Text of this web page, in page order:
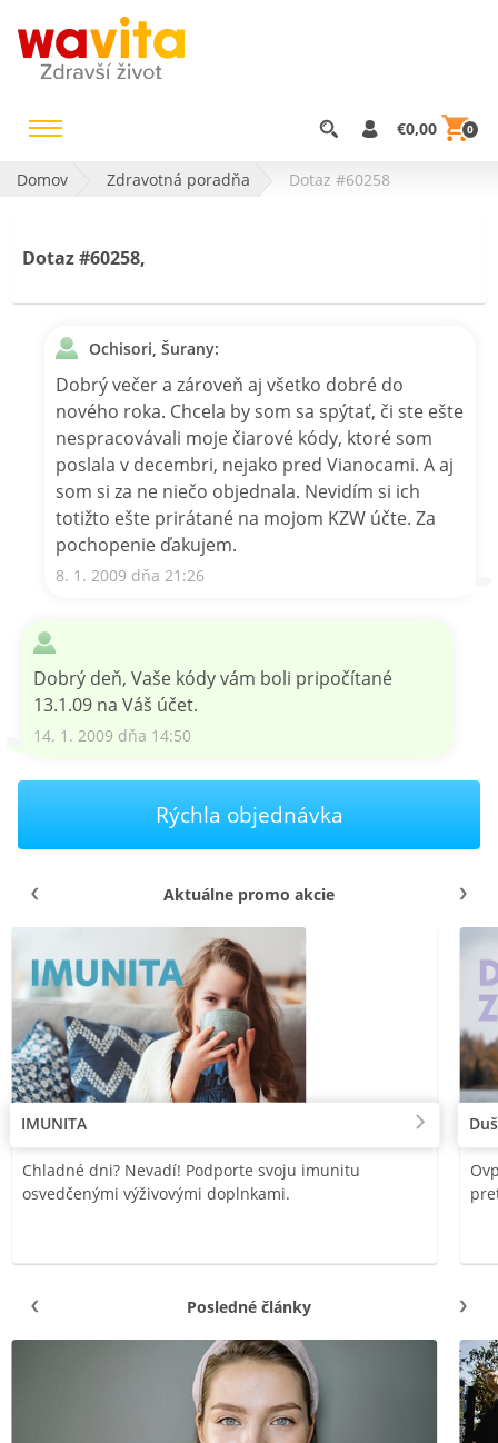
€0,00 0
Domov Zdravotná poradňa Dotaz #60258
Dotaz #60258,
Ochisori, Šurany:
Dobrý večer a zároveň aj všetko dobré do
nového roka. Chcela by som sa spýtať, či ste ešte
nespracovávali moje čiarové kódy, ktoré som
poslala v decembri, nejako pred Vianocami. A aj
som si za ne niečo objednala. Nevidím si ich
totižto ešte prirátané na mojom KZW účte. Za
pochopenie ďakujem.
8. 1. 2009 dňa 21:26
Dobrý deň, Vaše kódy vám boli pripočítané
13.1.09 na Váš účet.
14. 1. 2009 dňa 14:50
Rýchla objednávka
Aktuálne promo akcie
IMUNITA
Chladné dni? Nevadí! Podporte svoju imunitu
osvedčenými výživovými doplnkami.
Posledné články